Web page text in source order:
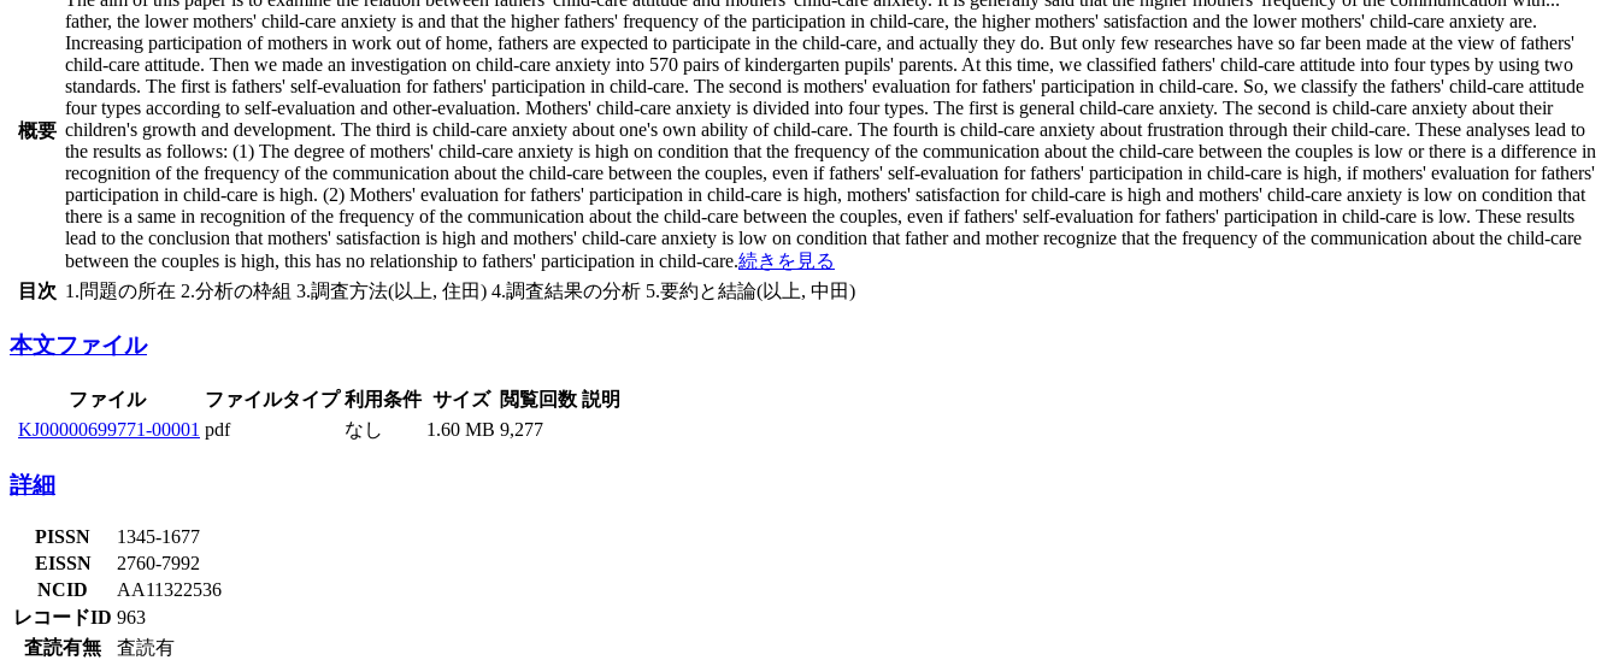
概要
father, the lower mothers' child-care anxiety is and that the higher fathers' frequency of the participation in child-care, the higher mothers' satisfaction and the lower mothers' child-care anxiety are.
Increasing participation of mothers in work out of home, fathers are expected to participate in the child-care, and actually they do. But only few researches have so far been made at the view of fathers'
child-care attitude. Then we made an investigation on child-care anxiety into 570 pairs of kindergarten pupils' parents. At this time, we classified fathers' child-care attitude into four types by using two
standards. The first is fathers' self-evaluation for fathers' participation in child-care. The second is mothers' evaluation for fathers' participation in child-care. So, we classify the fathers' child-care attitude
four types according to self-evaluation and other-evaluation. Mothers' child-care anxiety is divided into four types. The first is general child-care anxiety. The second is child-care anxiety about their
children's growth and development. The third is child-care anxiety about one's own ability of child-care. The fourth is child-care anxiety about frustration through their child-care. These analyses lead to
the results as follows: (1) The degree of mothers' child-care anxiety is high on condition that the frequency of the communication about the child-care between the couples is low or there is a difference in
recognition of the frequency of the communication about the child-care between the couples, even if fathers' self-evaluation for fathers' participation in child-care is high, if mothers' evaluation for fathers'
participation in child-care is high. (2) Mothers' evaluation for fathers' participation in child-care is high, mothers' satisfaction for child-care is high and mothers' child-care anxiety is low on condition that
there is a same in recognition of the frequency of the communication about the child-care between the couples, even if fathers' self-evaluation for fathers' participation in child-care is low. These results
lead to the conclusion that mothers' satisfaction is high and mothers' child-care anxiety is low on condition that father and mother recognize that the frequency of the communication about the child-care
between the couples is high, this has no relationship to fathers' participation in child-care.続きを見る
目次 1.問題の所在 2.分析の枠組 3.調査方法(以上, 住田) 4.調査結果の分析 5.要約と結論(以上, 中田)
本文ファイル
ファイル ファイルタイプ 利用条件 サイズ 閲覧回数 説明
KJ00000699771-00001 pdf なし 1.60 MB 9,277
詳細
PISSN
1345-1677
EISSN
2760-7992
NCID
AA11322536
レコードID 963
査読有無
査読有